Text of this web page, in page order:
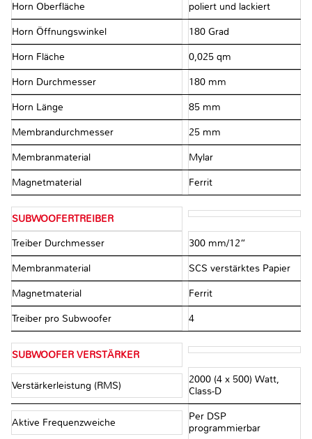
Horn Oberfläche poliert und lackiert
Horn Öffnungswinkel 180 Grad
Horn Fläche 0,025 qm
Horn Durchmesser 180 mm
Horn Länge 85 mm
Membrandurchmesser 25 mm
Membranmaterial Mylar
Magnetmaterial Ferrit
SUBWOOFERTREIBER
Treiber Durchmesser 300 mm/12“
Membranmaterial SCS verstärktes Papier
Magnetmaterial Ferrit
Treiber pro Subwoofer 4
SUBWOOFER VERSTÄRKER
Verstärkerleistung (RMS)
2000 (4 x 500) Watt,
Class-D
Aktive Frequenzweiche
Per DSP
programmierbar